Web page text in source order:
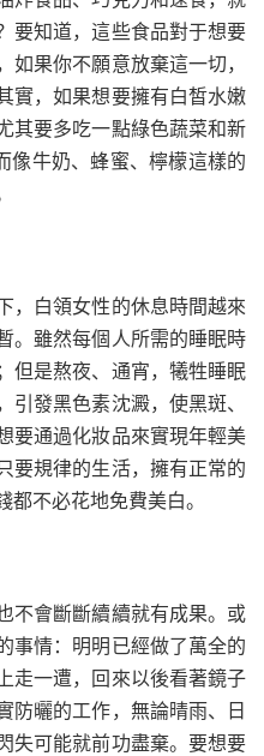
要知道，這些食品對于想要
果你不願意放棄這一切，
實，如果想要擁有白皙水嫩
其要多吃一點綠色蔬菜和新
像牛奶、蜂蜜、檸檬這樣的
，白領女性的休息時間越來
。雖然每個人所需的睡眠時
但是熬夜、通宵，犧牲睡眠
發黑色素沈澱，使黑斑、
要通過化妝品來實現年輕美
要規律的生活，擁有正常的
不必花地免費美白。
不會斷斷續續就有成果。或
事情：明明已經做了萬全的
走一遭，回來以後看著鏡子
防曬的工作，無論晴雨、日
失可能就前功盡棄。要想要